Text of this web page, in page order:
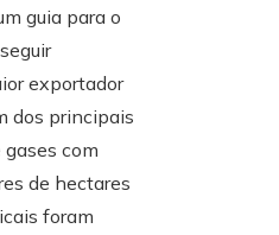
guia para o
exportador
dos principais
com
de hectares
foram